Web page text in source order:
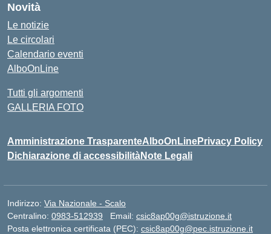
Novità
Le notizie
Le circolari
Calendario eventi
AlboOnLine
Tutti gli argomenti
GALLERIA FOTO
Amministrazione TrasparenteAlboOnLinePrivacy Policy
Dichiarazione di accessibilitàNote Legali
Indirizzo: Via Nazionale - Scalo
Centralino: 0983-512939 Email: csic8ap00g@istruzione.it
Posta elettronica certificata (PEC): csic8ap00g@pec.istruzione.it